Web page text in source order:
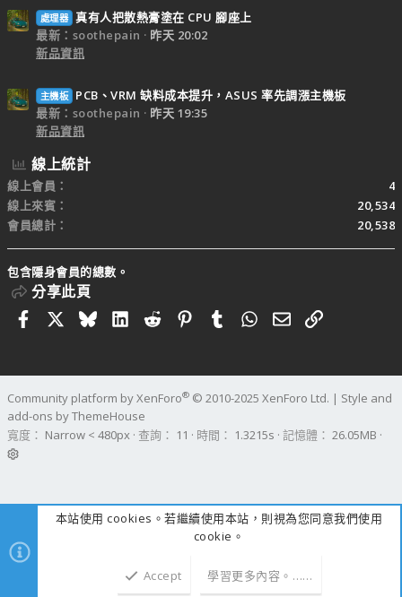
處理器 真有人把散熱膏塗在 CPU 腳座上
最新：soothepain
昨天 20:02
新品資訊
主機板
PCB、VRM 缺料成本提升，ASUS 率先調漲主機板
最新：soothepain
昨天 19:35
新品資訊
線上統計
線上會員
4
線上來賓
20,534
會員總計
20,538
包含隱身會員的總數。
分享此頁
FacebookBlueskyLinkedIn
RedditPinterestTumblrWhatsApp
電子郵件
連結
Community platform by XenForo® © 2010-2025 XenForo Ltd. | Style and
add-ons by ThemeHouse
寬度
查詢 11 時間 1.3215s 記憶體 26.05MB
本站使用 cookies。若繼續使用本站，則視為您同意我們使用
cookie。
Accept 學習更多內容。……